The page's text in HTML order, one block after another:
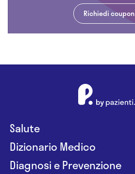
Richiedi coupon
Salute
Dizionario Medico
Diagnosi e Prevenzione